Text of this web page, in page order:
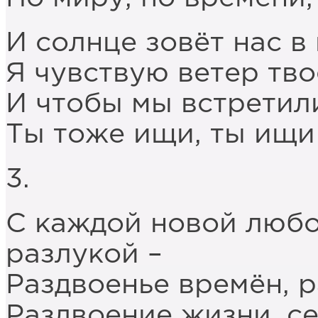
И солнце зовёт нас
Я чувствую ветер
И чтобы мы
Ты тоже ищи, ты
3.
С каждой новой
разлукой –
Раздвоенье времён,